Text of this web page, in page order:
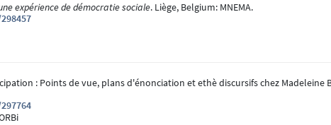
expérience de démocratie sociale. Liège, Belgium: MNEMA.
: Points de vue, plans d'énonciation et ethè discursifs chez Madeleine